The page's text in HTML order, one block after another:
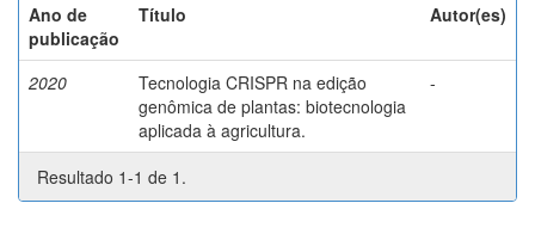
Ano de
publicação
Título Autor(es)
2020
Tecnologia CRISPR na edição
genômica de plantas: biotecnologia
aplicada à agricultura.
-
Resultado 1-1 de 1.